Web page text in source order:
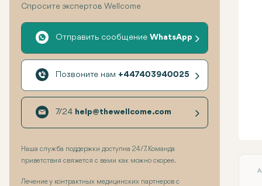
Спросите экспертов Wellcome
Отправить сообщение WhatsApp
Позвоните нам +447403940025
7/24 help@thewellcome.com
Наша служба поддержки доступна 24/7. Команда
приветствия свяжется с вами как можно скорее.
Лечение у контрактных медицинских партнеров с